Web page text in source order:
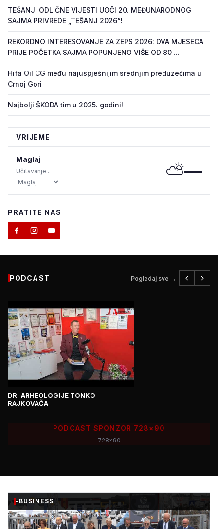
TEŠANJ: ODLIČNE VIJESTI UOČI 20. MEĐUNARODNOG
SAJMA PRIVREDE „TEŠANJ 2026“!
REKORDNO INTERESOVANJE ZA ZEPS 2026: DVA MJESECA
PRIJE POČETKA SAJMA POPUNJENO VIŠE OD 80 ...
Hifa Oil CG među najuspješnijim srednjim preduzećima u
Crnoj Gori
Najbolji ŠKODA tim u 2025. godini!
VRIJEME
Maglaj
Učitavanje... ⛅—
PRATITE NAS
PODCAST Pogledaj sve →
DR. ARHEOLOGIJE TONKO
RAJKOVAČA
PODCAST SPONZOR 728×90
728x90
-BUSINESS